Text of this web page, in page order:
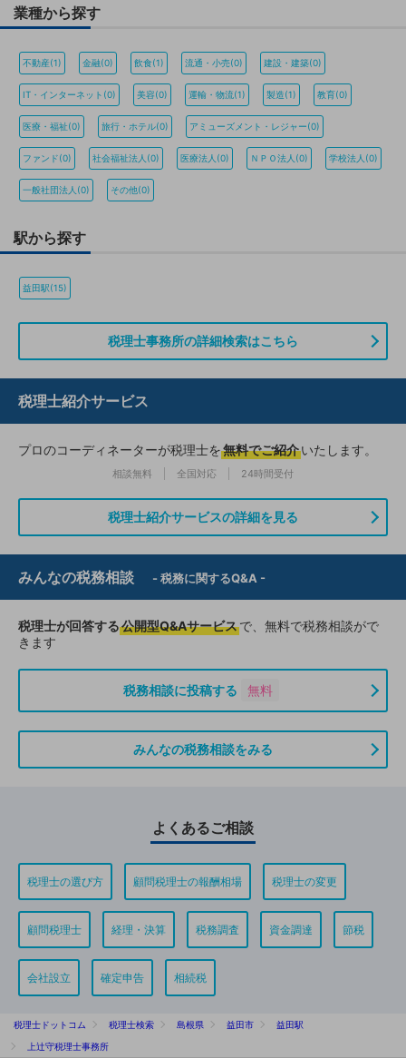
業種から探す
不動産(1) 金融(0) 飲食(1) 流通・小売(0) 建設・建築(0)
IT・インターネット(0) 美容(0) 運輸・物流(1) 製造(1) 教育(0)
医療・福祉(0) 旅行・ホテル(0) アミューズメント・レジャー(0)
ファンド(0) 社会福祉法人(0) 医療法人(0) ＮＰＯ法人(0) 学校法人(0)
一般社団法人(0) その他(0)
駅から探す
益田駅(15)
税理士事務所の詳細検索はこちら
税理士紹介サービス
プロのコーディネーターが税理士を無料でご紹介いたします。
相談無料 全国対応 24時間受付
税理士紹介サービスの詳細を見る
みんなの税務相談 - 税務に関するQ&A -
税理士が回答する公開型Q&Aサービスで、無料で税務相談がで
きます
税務相談に投稿する 無料
みんなの税務相談をみる
よくあるご相談
税理士の選び方 顧問税理士の報酬相場 税理士の変更
顧問税理士 経理・決算 税務調査 資金調達 節税
会社設立 確定申告 相続税
税理士ドットコム 税理士検索 島根県 益田市
益田駅
上辻守税理士事務所